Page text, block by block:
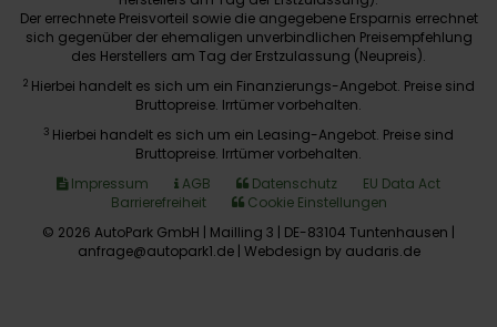
Der errechnete Preisvorteil sowie die angegebene Ersparnis errechnet
sich gegenüber der ehemaligen unverbindlichen Preisempfehlung
des Herstellers am Tag der Erstzulassung (Neupreis).
2 Hierbei handelt es sich um ein Finanzierungs-Angebot. Preise sind
Bruttopreise. Irrtümer vorbehalten.
3 Hierbei handelt es sich um ein Leasing-Angebot. Preise sind
Bruttopreise. Irrtümer vorbehalten.
Impressum
AGB Datenschutz
EU Data Act
Barrierefreiheit
Cookie Einstellungen
© 2026 AutoPark GmbH | Mailling 3 | DE-83104 Tuntenhausen |
anfrage@autopark1.de | Webdesign by audaris.de